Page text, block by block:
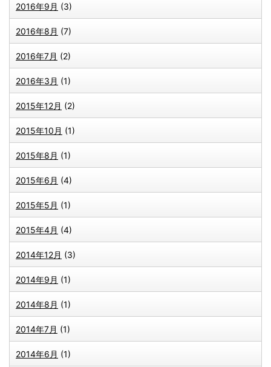
2016年9月 (3)
2016年8月 (7)
2016年7月 (2)
2016年3月 (1)
2015年12月 (2)
2015年10月 (1)
2015年8月 (1)
2015年6月 (4)
2015年5月 (1)
2015年4月 (4)
2014年12月 (3)
2014年9月 (1)
2014年8月 (1)
2014年7月 (1)
2014年6月 (1)